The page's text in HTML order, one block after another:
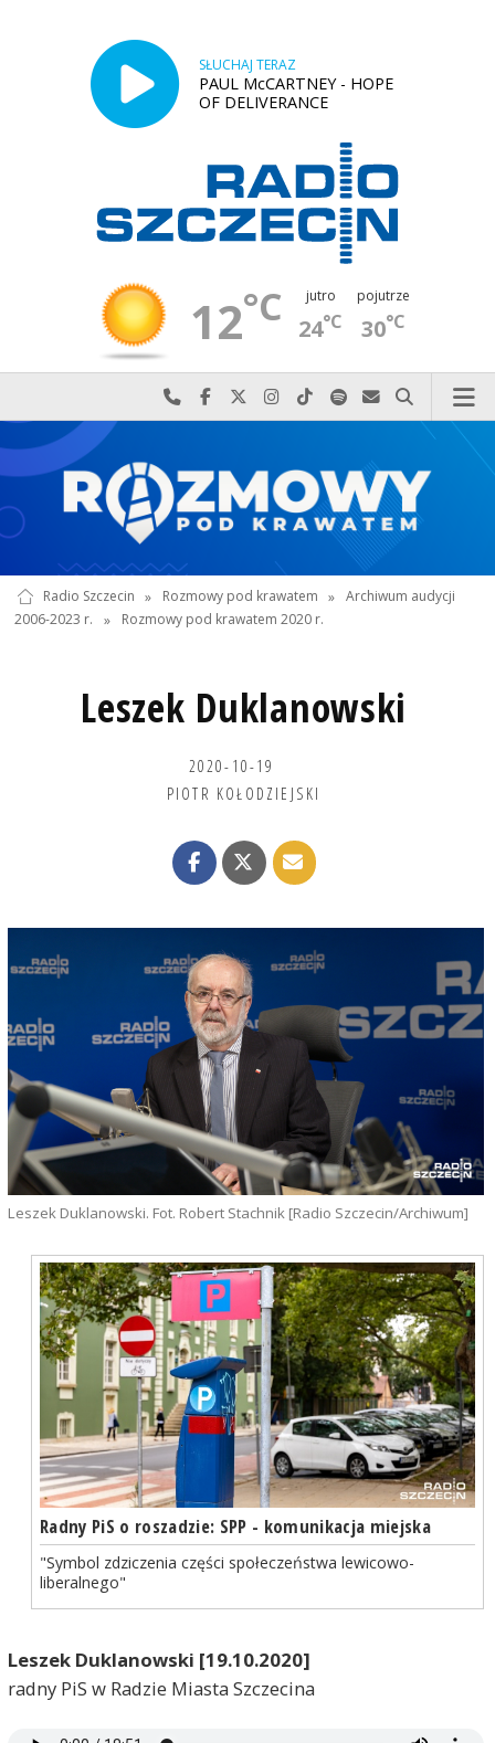
SŁUCHAJ TERAZ
PAUL McCARTNEY - HOPE
OF DELIVERANCE
12°C jutro
24°C
pojutrze
30°C
Najlepiej po prostu do nas zadzwoń
Odwiedź nas na Facebook-u
Odwiedź nas na X
Odwiedź nas na Instagram-ie
Odwiedź nas na TikTok-u
Szukaj nas na Spotify
Wyślij do nas
Szukaj
Radio Szczecin » Rozmowy pod krawatem » Archiwum audycji
2006-2023 r.
» Rozmowy pod krawatem 2020 r.
Leszek Duklanowski
2020-10-19
PIOTR KOŁODZIEJSKI
Leszek Duklanowski. Fot. Robert Stachnik [Radio Szczecin/Archiwum]
Radny PiS o roszadzie: SPP - komunikacja miejska
"Symbol zdziczenia części społeczeństwa lewicowo-
liberalnego"
Leszek Duklanowski [19.10.2020]
radny PiS w Radzie Miasta Szczecina